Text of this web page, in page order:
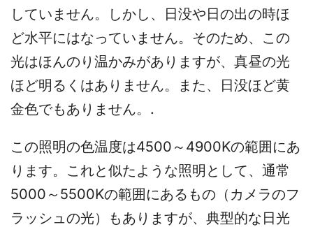
していません。しかし、日没や日の出の時ほ
ど水平にはなっていません。そのため、この
光はほんのり温かみがありますが、真昼の光
ほど明るくはありません。また、日没ほど黄
金色でもありません。.
この照明の色温度は4500～4900Kの範囲にあ
ります。これと似たような照明として、通常
5000～5500Kの範囲にあるもの（カメラのフ
ラッシュの光）もありますが、典型的な日光